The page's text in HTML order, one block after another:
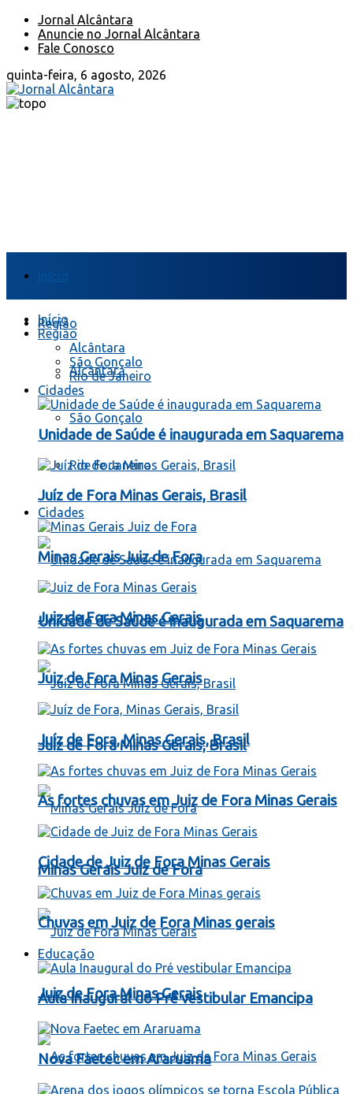
Jornal Alcântara
Anuncie no Jornal Alcântara
Fale Conosco
quinta-feira, 6 agosto, 2026
Início
Região
Alcântara
São Gonçalo
Rio de Janeiro
Cidades
Unidade de Saúde é inaugurada em Saquarema
Juíz de Fora Minas Gerais, Brasil
Minas Gerais Juiz de Fora
Juiz de Fora Minas Gerais
Início
Região
Alcântara
São Gonçalo
Rio de Janeiro
Cidades
Unidade de Saúde é inaugurada em Saquarema
Juíz de Fora Minas Gerais, Brasil
Minas Gerais Juiz de Fora
Juiz de Fora Minas Gerais
Juiz de Fora Minas Gerais
Juíz de Fora, Minas Gerais, Brasil
As fortes chuvas em Juiz de Fora Minas Gerais
Cidade de Juiz de Fora Minas Gerais
Chuvas em Juiz de Fora Minas gerais
Educação
Aula Inaugural do Pré vestibular Emancipa
Nova Faetec em Araruama